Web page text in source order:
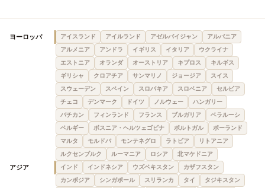
ヨーロッパ アイスランド アイルランド アゼルバイジャン
アルバニア
アルメニア
アンドラ イギリス イタリア
ウクライナ
エストニア
オランダ オーストリア キプロス
キルギス
ギリシャ
クロアチア サンマリノ ジョージア
スイス
スウェーデン
スペイン スロバキア スロベニア
セルビア
チェコ
デンマーク ドイツ ノルウェー
ハンガリー
バチカン
フィンランド フランス ブルガリア
ベラルーシ
ベルギー
ボスニア・ヘルツェゴビナ ポルトガル
ポーランド
マルタ
モルドバ モンテネグロ ラトビア
リトアニア
ルクセンブルク
ルーマニア ロシア 北マケドニア
アジア インド インドネシア ウズベキスタン
カザフスタン
カンボジア
シンガポール スリランカ タイ
タジキスタン